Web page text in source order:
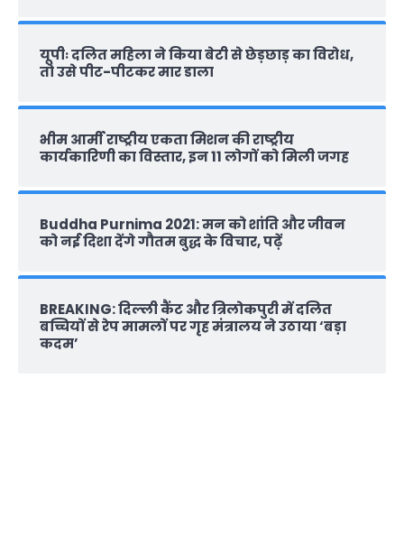
यूपीः दलित महिला ने किया बेटी से छेड़छाड़ का विरोध,
तो उसे पीट-पीटकर मार डाला
भीम आर्मी राष्‍ट्रीय एकता मिशन की राष्‍ट्रीय
कार्यकारिणी का विस्तार, इन 11 लोगों को मिली जगह
Buddha Purnima 2021: मन को शांति और जीवन
को नई दिशा देंगे गौतम बुद्ध के विचार, पढ़ें
BREAKING: दिल्‍ली कैंट और त्रिलोकपुरी में दलित
बच्चियों से रेप मामलों पर गृह मंत्रालय ने उठाया ‘बड़ा
कदम’